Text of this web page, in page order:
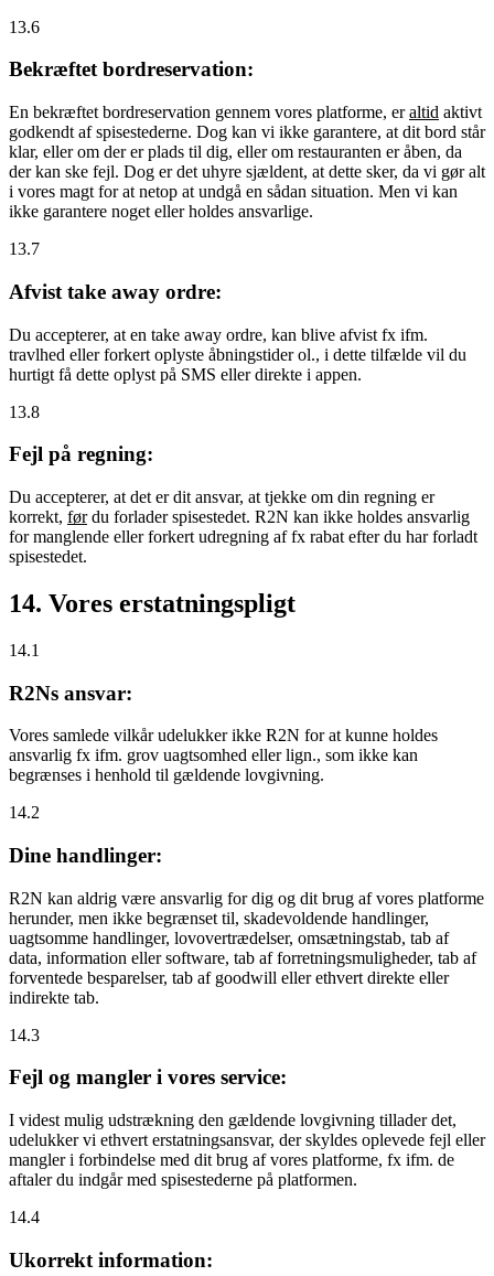
13.6
Bekræftet bordreservation:
En bekræftet bordreservation gennem vores platforme, eraltid aktivt
godkendt af spisestederne. Dog kan vi ikke garantere, at dit bord står
klar, eller om der er plads til dig, eller om restauranten er åben, da
der kan ske fejl. Dog er det uhyre sjældent, at dette sker, da vi gør alt
i vores magt for at netop at undgå en sådan situation. Men vi kan
ikke garantere noget eller holdes ansvarlige.
13.7
Afvist take away ordre:
Du accepterer, at en take away ordre, kan blive afvist fx ifm.
travlhed eller forkert oplyste åbningstider ol., i dette tilfælde vil du
hurtigt få dette oplyst på SMS eller direkte i appen.
13.8
Fejl på regning:
Du accepterer, at det er dit ansvar, at tjekke om din regning er
korrekt, førdu forlader spisestedet. R2N kan ikke holdes ansvarlig
for manglende eller forkert udregning af fx rabat efter du har forladt
spisestedet.
14. Vores erstatningspligt
14.1
R2Ns ansvar:
Vores samlede vilkår udelukker ikke R2N for at kunne holdes
ansvarlig fx ifm. grov uagtsomhed eller lign., som ikke kan
begrænses i henhold til gældende lovgivning.
14.2
Dine handlinger:
R2N kan aldrig være ansvarlig for dig og dit brug af vores platforme
herunder, men ikke begrænset til, skadevoldende handlinger,
uagtsomme handlinger, lovovertrædelser, omsætningstab, tab af
data, information eller software, tab af forretningsmuligheder, tab af
forventede besparelser, tab af goodwill eller ethvert direkte eller
indirekte tab.
14.3
Fejl og mangler i vores service:
I videst mulig udstrækning den gældende lovgivning tillader det,
udelukker vi ethvert erstatningsansvar, der skyldes oplevede fejl eller
mangler i forbindelse med dit brug af vores platforme, fx ifm. de
aftaler du indgår med spisestederne på platformen.
14.4
Ukorrekt information: